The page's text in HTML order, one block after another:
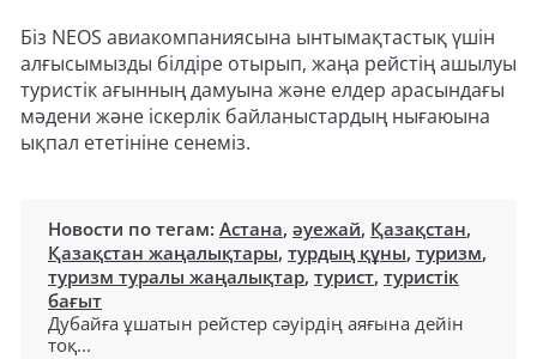
Біз NEOS авиакомпаниясына ынтымақтастық үшін
алғысымызды білдіре отырып, жаңа рейстің ашылуы
туристік ағынның дамуына және елдер арасындағы
мәдени және іскерлік байланыстардың нығаюына
ықпал ететініне сенеміз.
Новости по тегам: Астана, әуежай, Қазақстан,
Қазақстан жаңалықтары, турдың құны, туризм,
туризм туралы жаңалықтар, турист, туристік
бағыт
Дубайға ұшатын рейстер сәуірдің аяғына дейін
тоқ...